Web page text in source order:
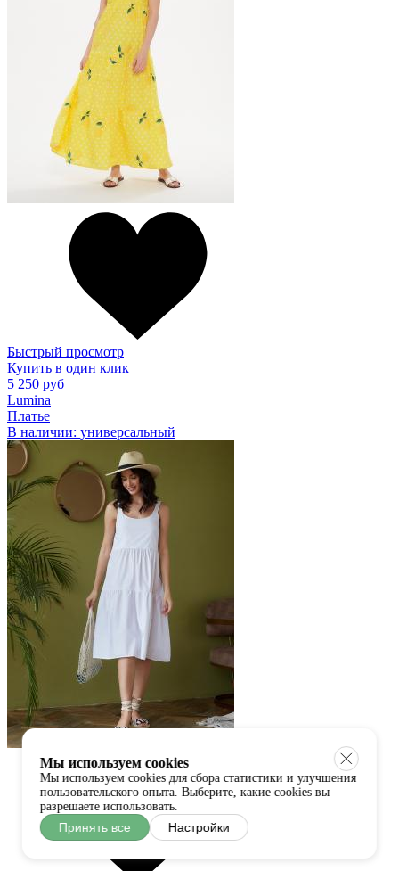
Быстрый просмотр
Купить в один клик
5 250 руб
Lumina
Платье
В наличии: универсальный
Мы используем cookies
Мы используем cookies для сбора статистики и улучшения
пользовательского опыта. Выберите, какие cookies вы
разрешаете использовать.
Принять все Настройки